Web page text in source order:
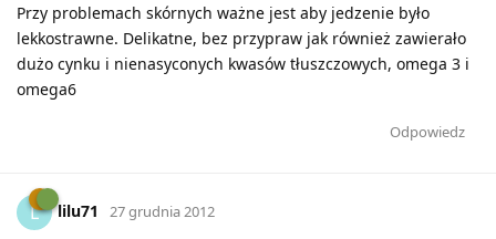
Przy problemach skórnych ważne jest aby jedzenie było
lekkostrawne. Delikatne, bez przypraw jak również zawierało
dużo cynku i nienasyconych kwasów tłuszczowych, omega 3 i
omega6
Odpowiedz
L lilu71 27 grudnia 2012